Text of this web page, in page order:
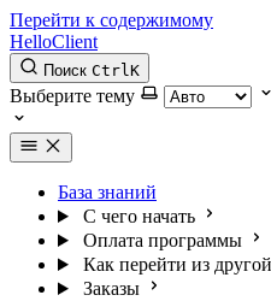
Перейти к содержимому
HelloClient
Поиск CtrlK
Выберите тему
База знаний
С чего начать
Оплата программы
Как перейти из
Заказы